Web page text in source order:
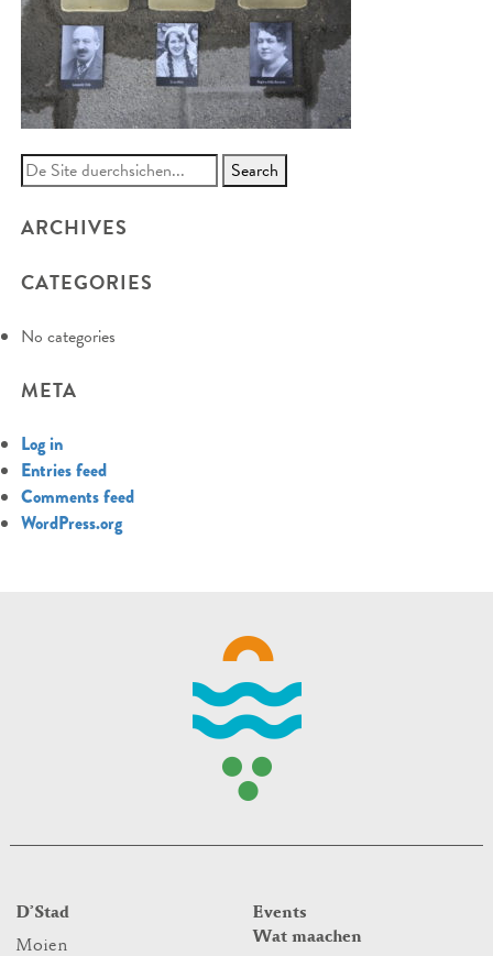
Search
for:
ARCHIVES
CATEGORIES
No categories
META
Log in
Entries feed
Comments feed
WordPress.org
D’Stad
Moien
Events
Wat maachen